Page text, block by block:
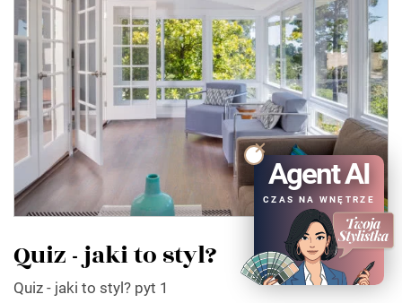
Quiz - jaki to styl?
Quiz - jaki to styl? pyt 1
Agent AI
CZAS NA WNĘTRZE